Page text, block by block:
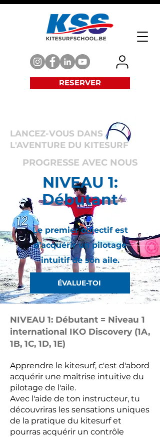
RESERVER
LANCEZ-VOUS DANS
L'AVENTURE DU KITESURF
PROGRESSE AVEC NOUS
NIVEAU 1:
Débutant
Le premier objectif est
d’acquérir un pilotage
intuitif de son aile.
ÉVALUE-TOI
NIVEAU 1: Débutant = Niveau 1
international IKO Discovery (1A,
1B, 1C, 1D, 1E)
Apprendre le kitesurf, c'est d'abord
acquérir une maîtrise intuitive du
pilotage de l'aile.
Avec l'aide de ton instructeur, tu
découvriras les sensations uniques
de la pratique du kitesurf et
pourras acquérir un contrôle